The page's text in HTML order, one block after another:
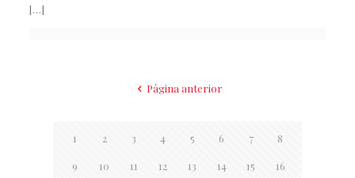
[…]
Página anterior
1 2 3 4 5 6 7 8
9 10 11 12 13 14 15 16